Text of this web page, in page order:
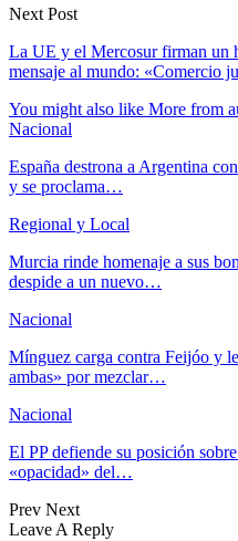
Next Post
La UE y el Mercosur firman un
mensaje al mundo: «Comercio
You might also like More from
Nacional
España destrona a Argentina
y se proclama…
Regional y Local
Murcia rinde homenaje a sus
despide a un nuevo…
Nacional
Mínguez carga contra Feijóo y
ambas» por mezclar…
Nacional
El PP defiende su posición
«opacidad» del…
Prev Next
Leave A Reply